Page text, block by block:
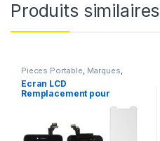
Produits similaires
Pieces Portable Marques
Ecran LCD
Remplacement pour